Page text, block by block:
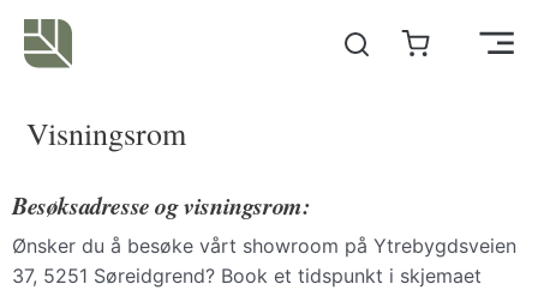
Hopp
rett
Visningsrom
Besøksadresse og visningsrom:
Ønsker du å besøke vårt showroom på Ytrebygdsveien
37, 5251 Søreidgrend? Book et tidspunkt i skjemaet